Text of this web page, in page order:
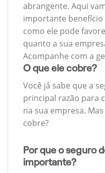
abrangente. Aqui
importante
como ele pode
quanto a sua
Acompanhe com a
O que ele cobre?
Você já sabe que a
principal razão para
na sua empresa.
cobre?
Por que o seguro
importante?